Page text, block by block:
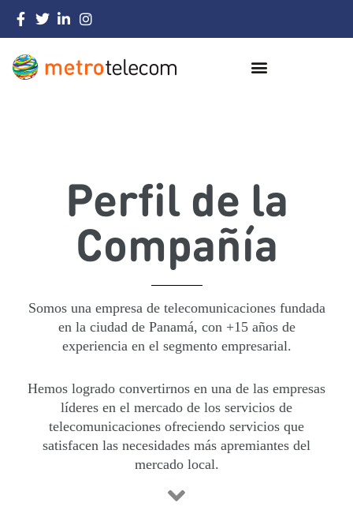
Perfil de la
Compañía
Somos una empresa de telecomunicaciones fundada
en la ciudad de Panamá, con +15 años de
experiencia en el segmento empresarial.
Hemos logrado convertirnos en una de las empresas
líderes en el mercado de los servicios de
telecomunicaciones ofreciendo servicios que
satisfacen las necesidades más apremiantes del
mercado local.